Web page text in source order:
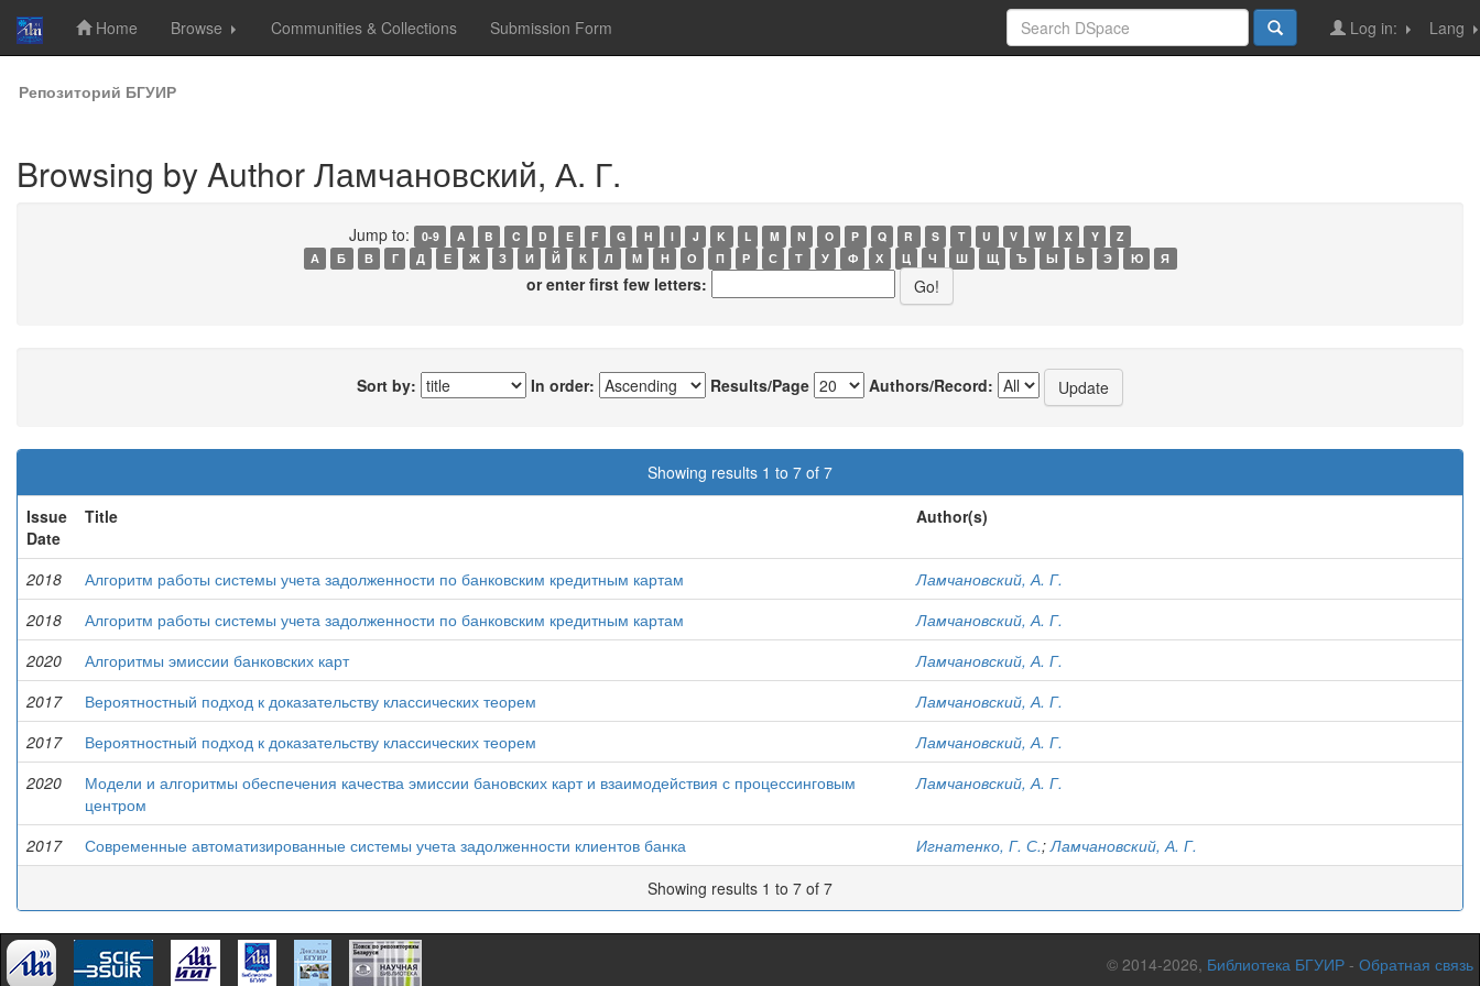
Skip
navigation
Home Browse Communities & Collections Submission Form Lang
Log in:
Репозиторий БГУИР
Browsing by Author Ламчановский, А. Г.
Jump to: 0-9 A B C D E F G H I J K L M N O P Q R S T U V W X Y
Z
А
Б В Г Д Е Ж З И Й К Л М Н О П Р С Т У Ф Х Ц Ч Ш Щ Ъ Ы Ь Э Ю Я
or enter first few letters:
Sort by: In order: Results/Page Authors/Record:
Showing results 1 to 7 of 7
Issue
Date
Title Author(s)
2018 Алгоритм работы системы учета задолженности по банковским кредитным картам
Ламчановский, А. Г.
2018
Алгоритм работы системы учета задолженности по банковским кредитным картам
Ламчановский, А. Г.
2020
Алгоритмы эмиссии банковских карт
Ламчановский, А. Г.
2017
Вероятностный подход к доказательству классических теорем
Ламчановский, А. Г.
2017
Вероятностный подход к доказательству классических теорем
Ламчановский, А. Г.
2020
Модели и алгоритмы обеспечения качества эмиссии бановских карт и взаимодействия с процессинговым
центром
Ламчановский, А. Г.
2017 Современные автоматизированные системы учета задолженности клиентов банка Игнатенко, Г. С.;Ламчановский, А. Г.
Showing results 1 to 7 of 7
© 2014-2026, Библиотека БГУИР - Обратная связь